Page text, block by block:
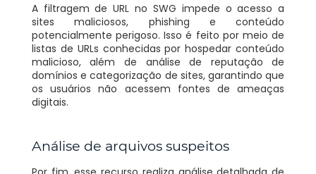
A filtragem de URL no SWG impede o acesso a
sites maliciosos, phishing e conteúdo
potencialmente perigoso. Isso é feito por meio de
listas de URLs conhecidas por hospedar conteúdo
malicioso, além de análise de reputação de
domínios e categorização de sites, garantindo que
os usuários não acessem fontes de ameaças
digitais.
Análise de arquivos suspeitos